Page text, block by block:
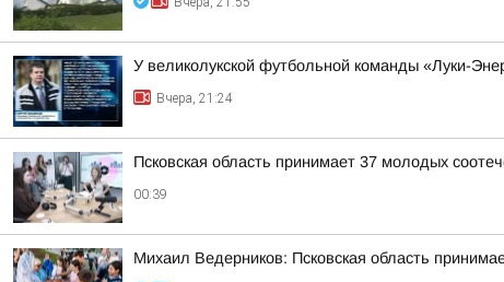
У великолукской футбольной команды «Луки-
Вчера, 21:24
Псковская область принимает 37 молодых
00:39
Михаил Ведерников: Псковская область